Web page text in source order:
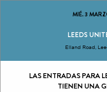
MIÉ. 3
LEEDS
Elland Road,
LAS ENTRADAS PARA
TIENEN UNA